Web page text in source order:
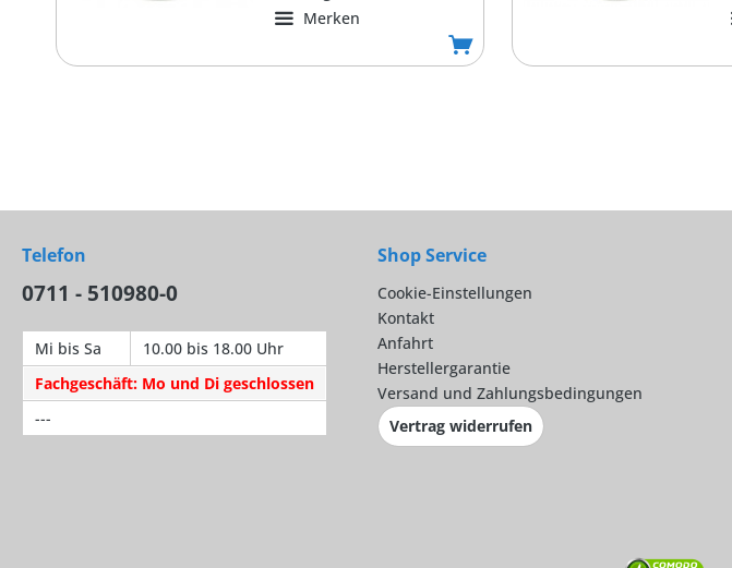
Merken
Telefon
0711 - 510980-0
Mi bis Sa
10.00 bis 18.00 Uhr
Fachgeschäft: Mo und Di geschlossen
---
Shop Service
Cookie-Einstellungen
Kontakt
Anfahrt
Herstellergarantie
Versand und Zahlungsbedingungen
Vertrag widerrufen